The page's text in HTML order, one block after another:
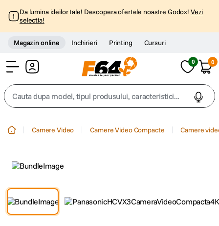
Da lumina ideilor tale! Descopera ofertele noastre Godox! Vezi
selectia!
Magazin online Inchirieri Printing Cursuri
0 0
Cauta dupa model, tipul produsului, caracteristici...
2. trepied
trepied telefon
4. peak design
Camere Video Camere Video Compacte Camere